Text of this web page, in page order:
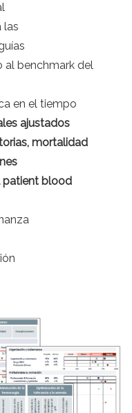
las
al benchmark del
en el tiempo
ajustados
mortalidad
patient blood